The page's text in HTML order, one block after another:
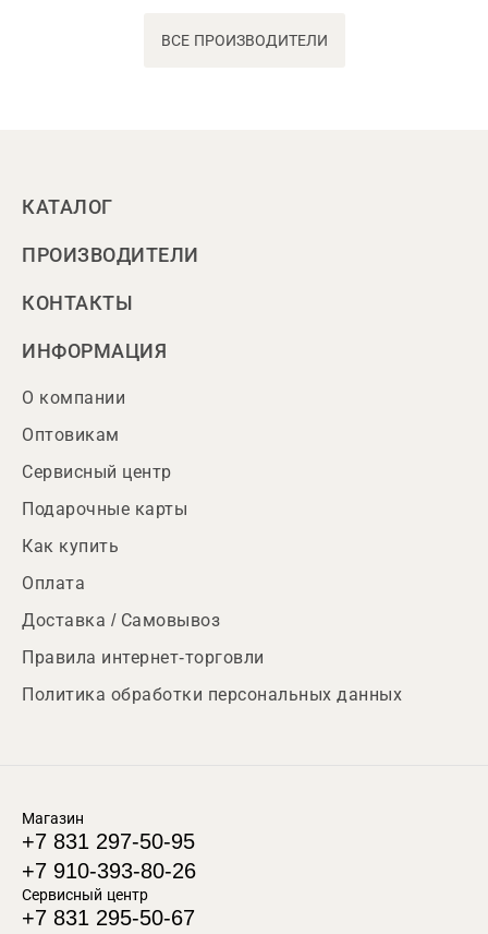
ВСЕ ПРОИЗВОДИТЕЛИ
КАТАЛОГ
ПРОИЗВОДИТЕЛИ
КОНТАКТЫ
ИНФОРМАЦИЯ
О компании
Оптовикам
Сервисный центр
Подарочные карты
Как купить
Оплата
Доставка / Самовывоз
Правила интернет-торговли
Политика обработки персональных данных
Магазин
+7 831 297-50-95
+7 910-393-80-26
Сервисный центр
+7 831 295-50-67